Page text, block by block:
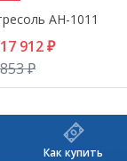
АН-1011
17 912 ₽
₽
Как купить